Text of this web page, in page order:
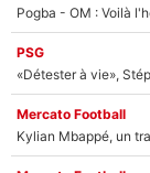
Pogba - OM : Voilà
PSG
«Détester à vie»,
Mercato Football
Kylian Mbappé, un